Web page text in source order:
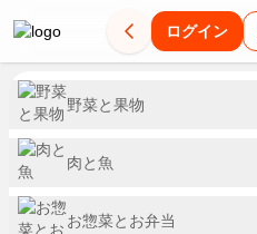
ログイン
野菜と果物
肉と魚
お惣菜とお弁当